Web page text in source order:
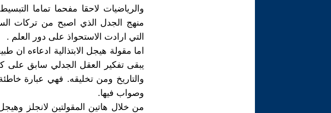
والرياضيات لاحقا مفحما تماما
منهج الجدل الذي اصبح من تركات
التي ارادت الاستحواذ على دور العلم .
اما مقولة هيجل الابتذالية ادعاءه ان
يبقى تفكير العقل الجدلي سابق على
والتاريخ ومن تخليقه. فهي عبارة
وصواب فيها.
من خلال هاتين المقولتين لانجلز